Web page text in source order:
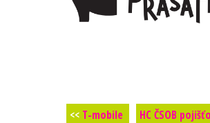
<< T-mobile HC ČSOB